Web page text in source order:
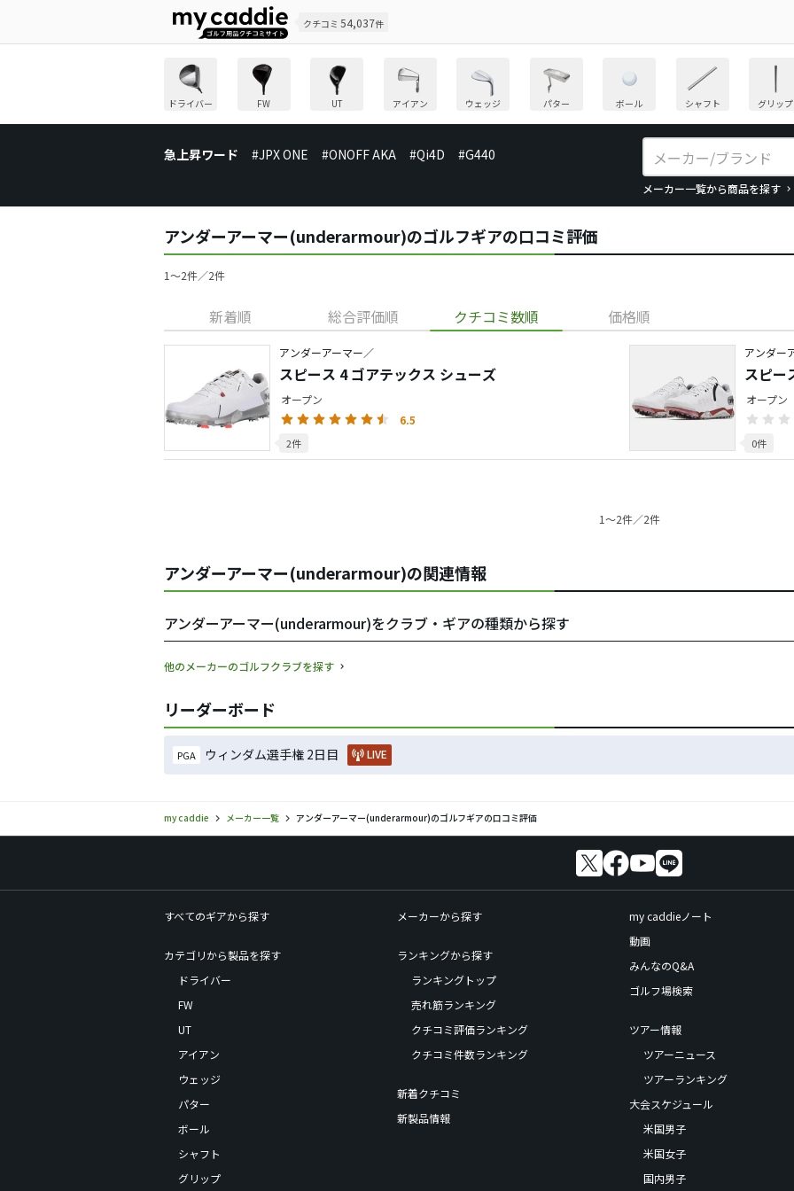
クチコミ 54,037件
ドライバー FW UT アイアン ウェッジ パター ボール シャフト グリップ
急上昇ワード #JPX ONE #ONOFF AKA #Qi4D #G440
メーカー一覧から商品を探す
アンダーアーマー(underarmour)のゴルフギアの口コミ評価
1〜2件／2件
新着順 総合評価順 クチコミ数順 価格順
アンダーアーマー／
スピース 4 ゴアテックス シューズ
オープン
6.5
2件
アンダー
スピー
オープン
0件
1〜2件／2件
アンダーアーマー(underarmour)の関連情報
アンダーアーマー(underarmour)をクラブ・ギアの種類から探す
他のメーカーのゴルフクラブを探す
リーダーボード
PGA ウィンダム選手権 2日目 LIVE
my caddie メーカー一覧 アンダーアーマー(underarmour)のゴルフギアの口コミ評価
すべてのギアから探す
カテゴリから製品を探す
ドライバー
FW
UT
アイアン
ウェッジ
パター
ボール
シャフト
グリップ
メーカーから探す
ランキングから探す
ランキングトップ
売れ筋ランキング
クチコミ評価ランキング
クチコミ件数ランキング
新着クチコミ
新製品情報
my caddieノート
動画
みんなのQ&A
ゴルフ場検索
ツアー情報
ツアーニュース
ツアーランキング
大会スケジュール
米国男子
米国女子
国内男子